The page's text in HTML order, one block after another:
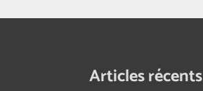
Articles récents